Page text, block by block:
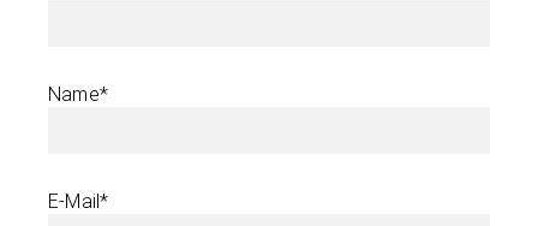
Name*
E-Mail*